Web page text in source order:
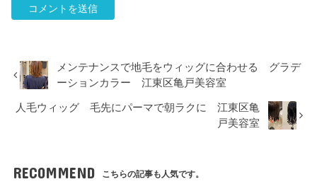
メンテナンスで地毛をウィッグに合わせる グラデ
ーションカラー 江東区亀戸美容室
人毛ウィッグ 毛先にパーマで朝ラクに 江東区亀
戸美容室
RECOMMEND こちらの記事も人気です。